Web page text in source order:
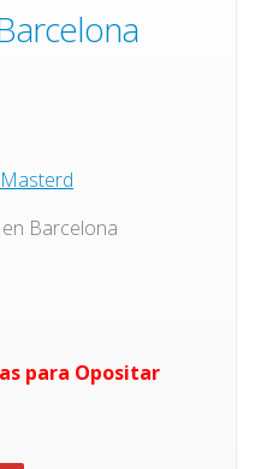
Masterd
Barcelona
para Opositar